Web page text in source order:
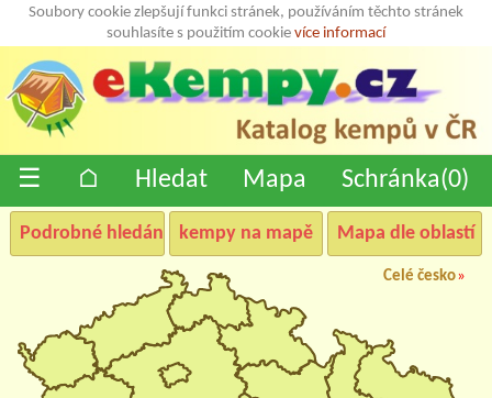
Soubory cookie zlepšují funkci stránek, používáním těchto stránek
souhlasíte s použitím cookie více informací
☰ ⌂ Hledat Mapa Schránka(0)
Podrobné hledání kempy na mapě Mapa dle oblastí
Celé česko»